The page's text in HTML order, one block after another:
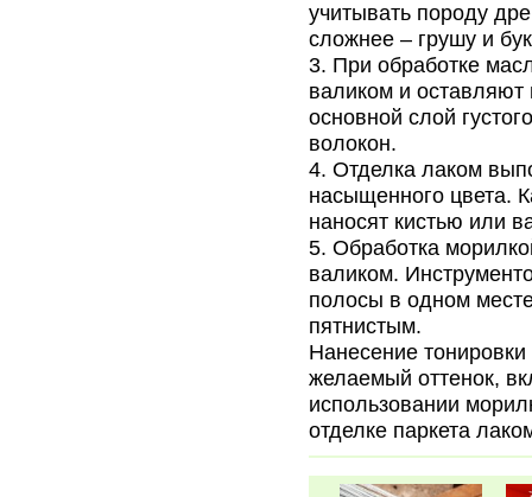
учитывать породу
сложнее – грушу и
При обработке
валиком и
основной слой
волокон.
Отделка лаком
насыщенного цвета.
наносят кистью или
Обработка
валиком.
полосы в одном
пятнистым.
Нанесение
желаемый оттенок,
использовании
отделке паркета